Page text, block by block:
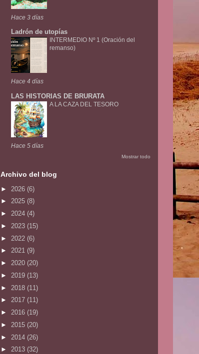
Hace 3 días
Ladrón de utopías
INTERMEDIO Nº 1 (Oración del
remanso)
Hace 4 días
LAS HISTORIAS DE BRURATA
A LA CAZA DEL TESORO
Hace 5 días
Mostrar todo
Archivo del blog
► 2026 (6)
► 2025 (8)
► 2024 (4)
► 2023 (15)
► 2022 (6)
► 2021 (9)
► 2020 (20)
► 2019 (13)
► 2018 (11)
► 2017 (11)
► 2016 (19)
► 2015 (20)
► 2014 (26)
► 2013 (32)